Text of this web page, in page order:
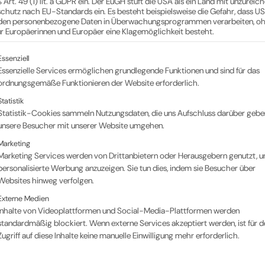
SC021.XL1
SC029.2
nach EU-Standards ein. Es besteht beispielsweise die Gefahr, dass
personenbezogene Daten in Überwachungsprogrammen verarbeiten,
Europäerinnen und Europäer eine Klagemöglichkeit besteht.
eine Liste der Service-Gruppen, für die eine
Services ermöglichen grundlegende Funktionen und sind für das
Funktionieren der Website erforderlich.
Cookies sammeln Nutzungsdaten, die uns Aufschluss darüber
Besucher mit unserer Website umgehen.
Services werden von Drittanbietern oder Herausgebern genutzt,
Werbung anzuzeigen. Sie tun dies, indem sie Besucher über
hinweg verfolgen.
Medien
von Videoplattformen und Social-Media-Plattformen werden
blockiert. Wenn externe Services akzeptiert werden, ist für
auf diese Inhalte keine manuelle Einwilligung mehr erforderlich.